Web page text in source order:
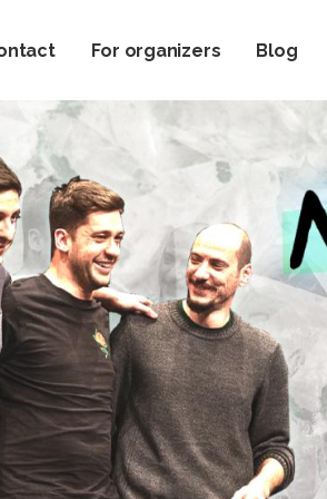
For organizers Blog